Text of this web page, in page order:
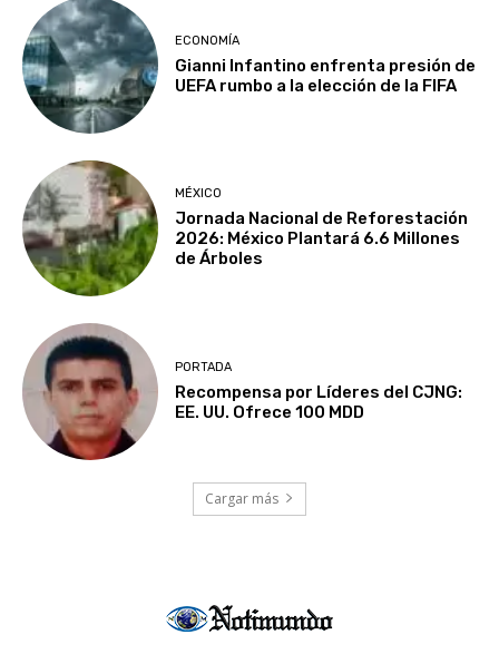
ECONOMÍA
Gianni Infantino enfrenta presión de
UEFA rumbo a la elección de la FIFA
MÉXICO
Jornada Nacional de Reforestación
2026: México Plantará 6.6 Millones
de Árboles
PORTADA
Recompensa por Líderes del CJNG:
EE. UU. Ofrece 100 MDD
Cargar más